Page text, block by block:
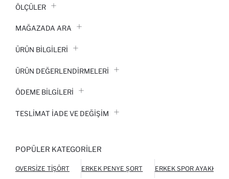
ÖLÇÜLER
MAĞAZADA ARA
ÜRÜN BILGILERI
ÜRÜN DEĞERLENDİRMELERİ
ÖDEME BİLGİLERİ
TESLIMAT İADE VE DEĞIŞIM
POPÜLER KATEGORILER
OVERSIZE TIŞÖRT ERKEK PENYE ŞORT ERKEK SPOR AYAKKABI